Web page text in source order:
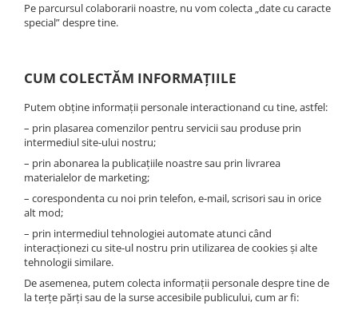
Pe parcursul colaborarii noastre, nu vom colecta „date cu caracte
special” despre tine.
CUM COLECTĂM INFORMAȚIILE
Putem obține informații personale interactionand cu tine, astfel:
– prin plasarea comenzilor pentru servicii sau produse prin
intermediul site-ului nostru;
– prin abonarea la publicațiile noastre sau prin livrarea
materialelor de marketing;
– corespondenta cu noi prin telefon, e-mail, scrisori sau in orice
alt mod;
– prin intermediul tehnologiei automate atunci când
interacționezi cu site-ul nostru prin utilizarea de cookies și alte
tehnologii similare.
De asemenea, putem colecta informații personale despre tine de
la terțe părți sau de la surse accesibile publicului, cum ar fi: